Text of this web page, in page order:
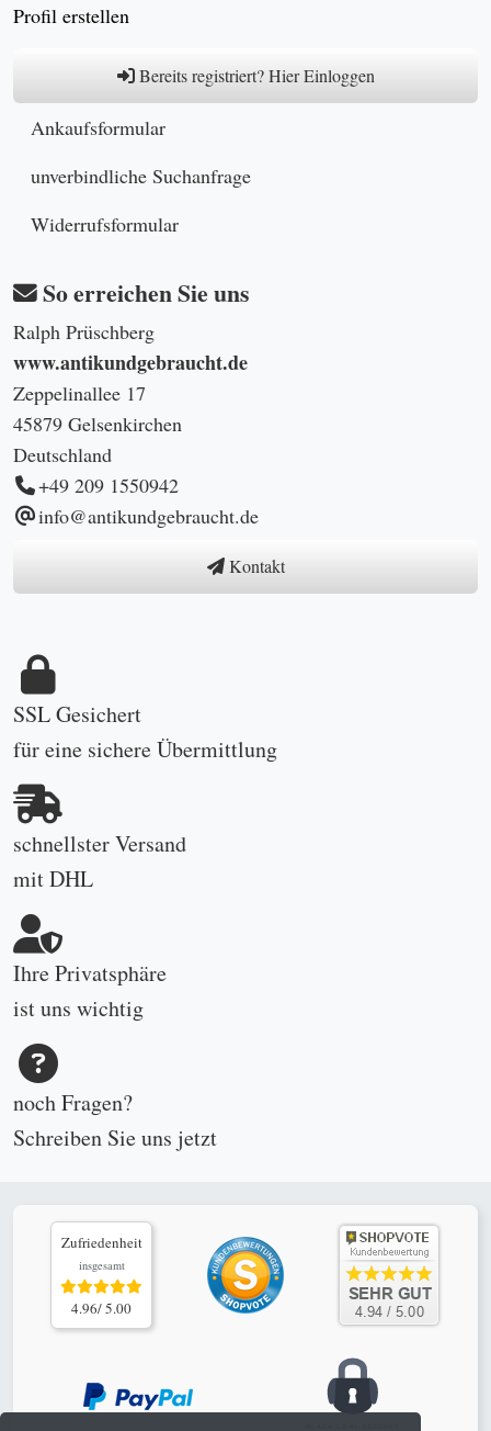
Profil erstellen
Bereits registriert? Hier Einloggen
Ankaufsformular
unverbindliche Suchanfrage
Widerrufsformular
So erreichen Sie uns
Ralph Prüschberg
www.antikundgebraucht.de
Zeppelinallee 17
45879 Gelsenkirchen
Deutschland
+49 209 1550942
info@antikundgebraucht.de
Kontakt
SSL Gesichert
für eine sichere Übermittlung
schnellster Versand
mit DHL
Ihre Privatsphäre
ist uns wichtig
noch Fragen?
Schreiben Sie uns jetzt
Zufriedenheit
insgesamt
4.96/ 5.00